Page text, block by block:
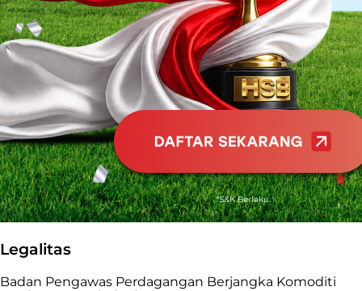
Legalitas
Badan Pengawas Perdagangan Berjangka Komoditi